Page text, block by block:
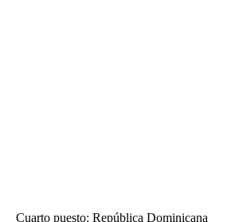
Cuarto puesto: República Dominicana